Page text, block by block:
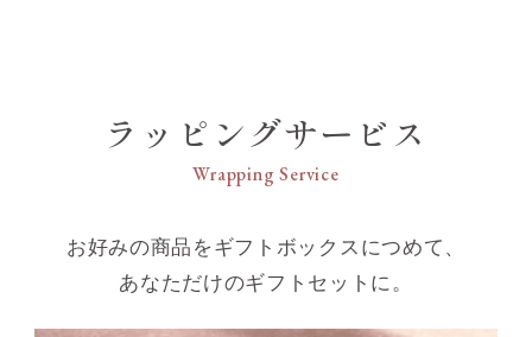
ラッピングサービス
Wrapping Service
お好みの商品をギフトボックスにつめて、
あなただけのギフトセットに。